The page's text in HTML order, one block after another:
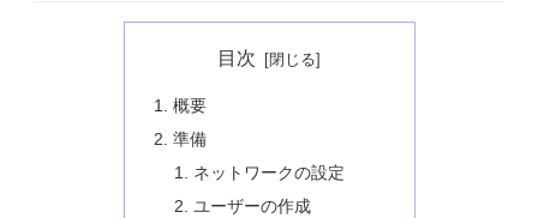
目次
概要
準備
ネットワークの設定
ユーザーの作成